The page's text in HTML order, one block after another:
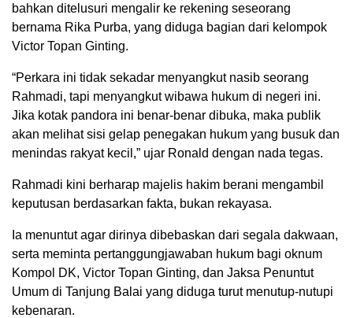
bahkan ditelusuri mengalir ke rekening seseorang
bernama Rika Purba, yang diduga bagian dari kelompok
Victor Topan Ginting.
“Perkara ini tidak sekadar menyangkut nasib seorang
Rahmadi, tapi menyangkut wibawa hukum di negeri ini.
Jika kotak pandora ini benar-benar dibuka, maka publik
akan melihat sisi gelap penegakan hukum yang busuk dan
menindas rakyat kecil,” ujar Ronald dengan nada tegas.
Rahmadi kini berharap majelis hakim berani mengambil
keputusan berdasarkan fakta, bukan rekayasa.
Ia menuntut agar dirinya dibebaskan dari segala dakwaan,
serta meminta pertanggungjawaban hukum bagi oknum
Kompol DK, Victor Topan Ginting, dan Jaksa Penuntut
Umum di Tanjung Balai yang diduga turut menutup-nutupi
kebenaran.